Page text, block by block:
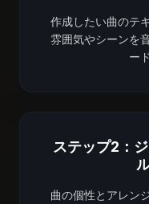
作成したい曲のテ
雰囲気やシーンを
ー
ステップ2：
曲の個性とアレン